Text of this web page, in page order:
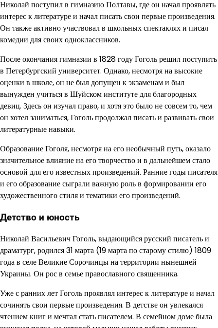
Николай поступил в гимназию Полтавы, где он начал проявлять
интерес к литературе и начал писать свои первые произведения.
Он также активно участвовал в школьных спектаклях и писал
комедии для своих одноклассников.
После окончания гимназии в 1828 году Гоголь решил поступить
в Петербургский университет. Однако, несмотря на высокие
оценки в школе, он не был допущен к экзаменам и был
вынужден учиться в Шуйском институте для благородных
девиц. Здесь он изучал право, и хотя это было не совсем то, чем
он хотел заниматься, Гоголь продолжал писать и развивать свои
литературные навыки.
Образование Гоголя, несмотря на его необычный путь, оказало
значительное влияние на его творчество и в дальнейшем стало
основой для его известных произведений. Ранние годы писателя
и его образование сыграли важную роль в формировании его
художественного стиля и тематики его произведений.
Детство и юность
Николай Васильевич Гоголь, выдающийся русский писатель и
драматург, родился 31 марта (19 марта по старому стилю) 1809
года в селе Великие Сорочинцы на территории нынешней
Украины. Он рос в семье православного священника.
Уже с ранних лет Гоголь проявлял интерес к литературе и начал
сочинять свои первые произведения. В детстве он увлекался
чтением книг и мечтал стать писателем. В семейном доме была